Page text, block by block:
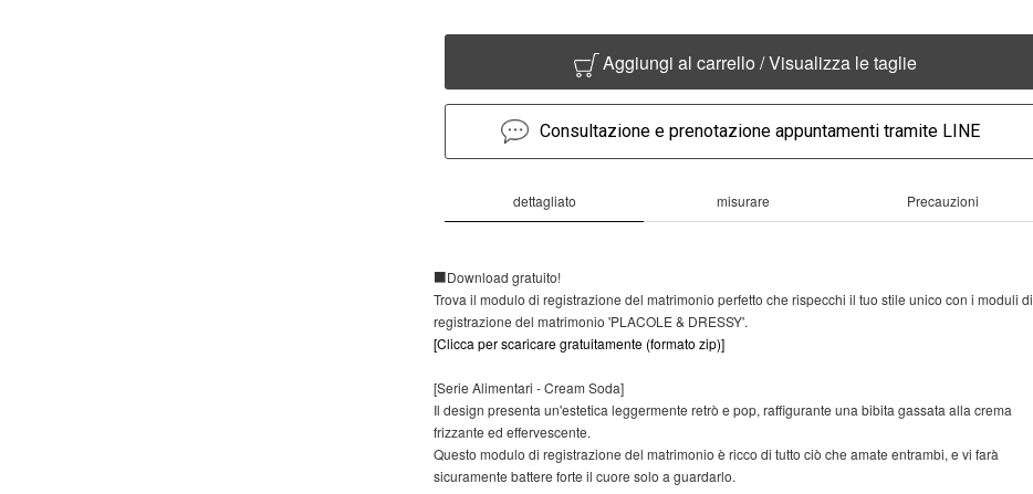
Aggiungi al carrello / Visualizza le taglie
Consultazione e prenotazione appuntamenti tramite LINE
dettagliato misurare Precauzioni
■Download gratuito!
Trova il modulo di registrazione del matrimonio perfetto che rispecchi il tuo stile unico con i moduli di
registrazione del matrimonio 'PLACOLE & DRESSY'.
[Clicca per scaricare gratuitamente (formato zip)]
[Serie Alimentari - Cream Soda]
Il design presenta un'estetica leggermente retrò e pop, raffigurante una bibita gassata alla crema
frizzante ed effervescente.
Questo modulo di registrazione del matrimonio è ricco di tutto ciò che amate entrambi, e vi farà
sicuramente battere forte il cuore solo a guardarlo.